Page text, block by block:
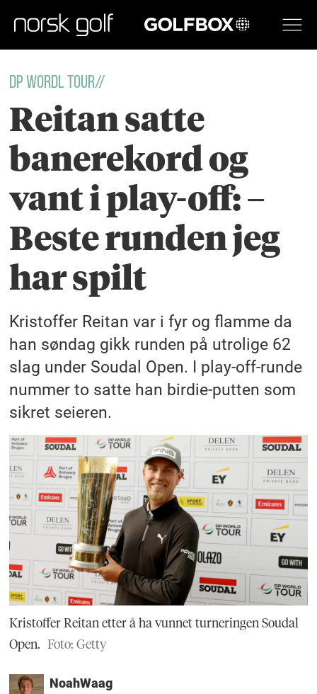
GOLFBOX
dp wordl tour//
Reitan satte
banerekord og
vant i play-off: –
Beste runden jeg
har spilt
Kristoffer Reitan var i fyr og flamme da
han søndag gikk runden på utrolige 62
slag under Soudal Open. I play-off-runde
nummer to satte han birdie-putten som
sikret seieren.
Kristoffer Reitan etter å ha vunnet turneringen Soudal
Open. Foto: Getty
NoahWaag